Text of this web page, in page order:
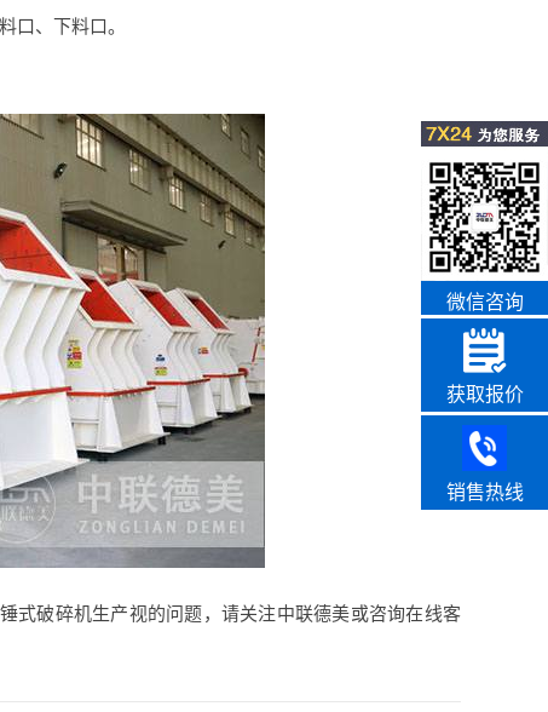
口、下料口。
式破碎机生产视的问题，请关注中联德美或咨询在线客
微信咨询
获取报价
销售热线